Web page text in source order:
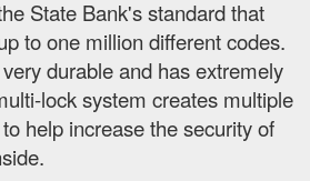
State Bank's standard that
to one million different codes.
durable and has extremely
lock system creates multiple
help increase the security of